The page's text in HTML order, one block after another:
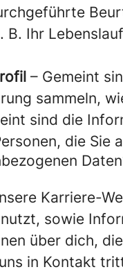
B. Ihr
– Gemeint
sammeln,
sind die
die Sie
Karriere-
sowie
über dich,
in Kontakt